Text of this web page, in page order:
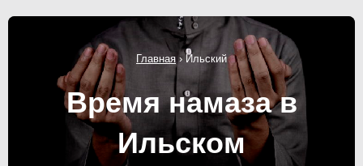
Главная› Ильский
Время намаза в
Ильском